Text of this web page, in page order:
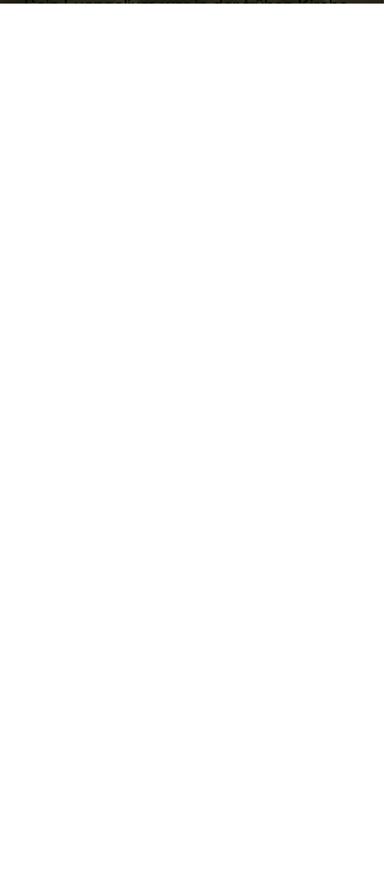
Sein Evangelium war in der frühen Kirche